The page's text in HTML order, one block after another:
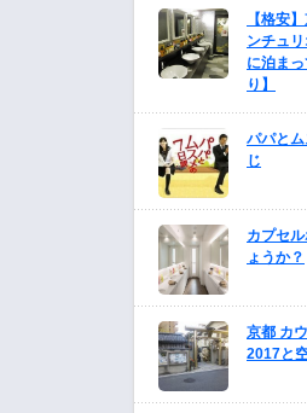
【格安
ンチュ
に泊ま
り】
パパと
じ
カプセ
ょうか？
京都 カ
2017と